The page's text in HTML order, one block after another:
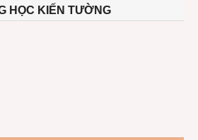
HỌC KIẾN TƯỜNG